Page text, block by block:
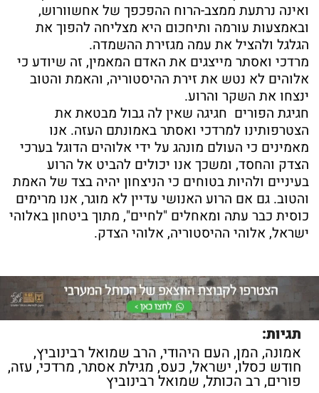
ואינה נרתעת ממצב-הרוח ההפכפך של אחשוורוש,
ובאמצעות עורמה ותיחכום היא מצליחה להפוך את
הגלגל ולהציל את עמה מגזירת ההשמדה.
מרדכי ואסתר מייצגים את האדם המאמין, זה שיודע כי
אלוהים לא נטש את זירת ההיסטוריה, והאמת והטוב
ינצחו את השקר והרוע.
חגיגת הפורים חגיגה שאין לה גבול מבטאת את
הצטרפותינו למרדכי ואסתר באמונתם העזה. אנו
מאמינים כי העולם מונהג על ידי אלוהים הדוגל בערכי
הצדק והחסד, ומשכך אנו יכולים להביט אל הרוע
בעיניים ולהיות בטוחים כי הניצחון יהיה בצד של האמת
והטוב. גם אם הרוע האנושי עדיין לא מוגר, אנו מרימים
כוסית כבר עתה ומאחלים "לחיים", מתוך ביטחון באלוהי
ישראל, אלוהי ההיסטוריה, אלוהי הצדק.
תגיות:
אמונה, המן, העם היהודי, הרב שמואל רבינוביץ,
חודש כסלו, ישראל, כעס, מגילת אסתר, מרדכי, עזה,
פורים, רב הכותל, שמואל רבינוביץ